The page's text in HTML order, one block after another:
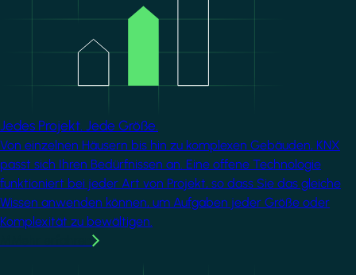
Jedes Projekt. Jede Größe.
Von einzelnen Häusern bis hin zu komplexen Gebäuden, KNX
passt sich Ihren Bedürfnissen an. Eine offene Technologie
funktioniert bei jeder Art von Projekt, so dass Sie das gleiche
Wissen anwenden können, um Aufgaben jeder Größe oder
Komplexität zu bewältigen.